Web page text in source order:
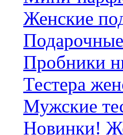
Женские
Пробники
Тестера
Мужские
Новинки!